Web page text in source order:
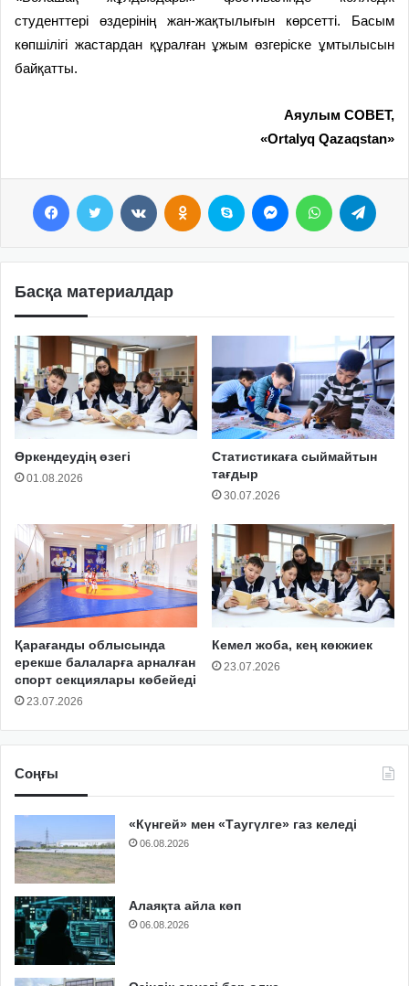
студенттері өздерінің жан-жақтылығын көрсетті. Басым
көпшілігі жастардан құралған ұжым өзгеріске ұмтылысын
байқатты.
Аяулым СОВЕТ,
«Ortalyq Qazaqstan»
Басқа материалдар
Өркендеудің өзегі
01.08.2026
Статистикаға сыймайтын
тағдыр
30.07.2026
Қарағанды облысында
ерекше балаларға арналған
спорт секциялары көбейеді
23.07.2026
Кемел жоба, кең көкжиек
23.07.2026
Соңғы
«Күнгей» мен «Таугүлге» газ келеді
06.08.2026
Алаяқта айла көп
06.08.2026